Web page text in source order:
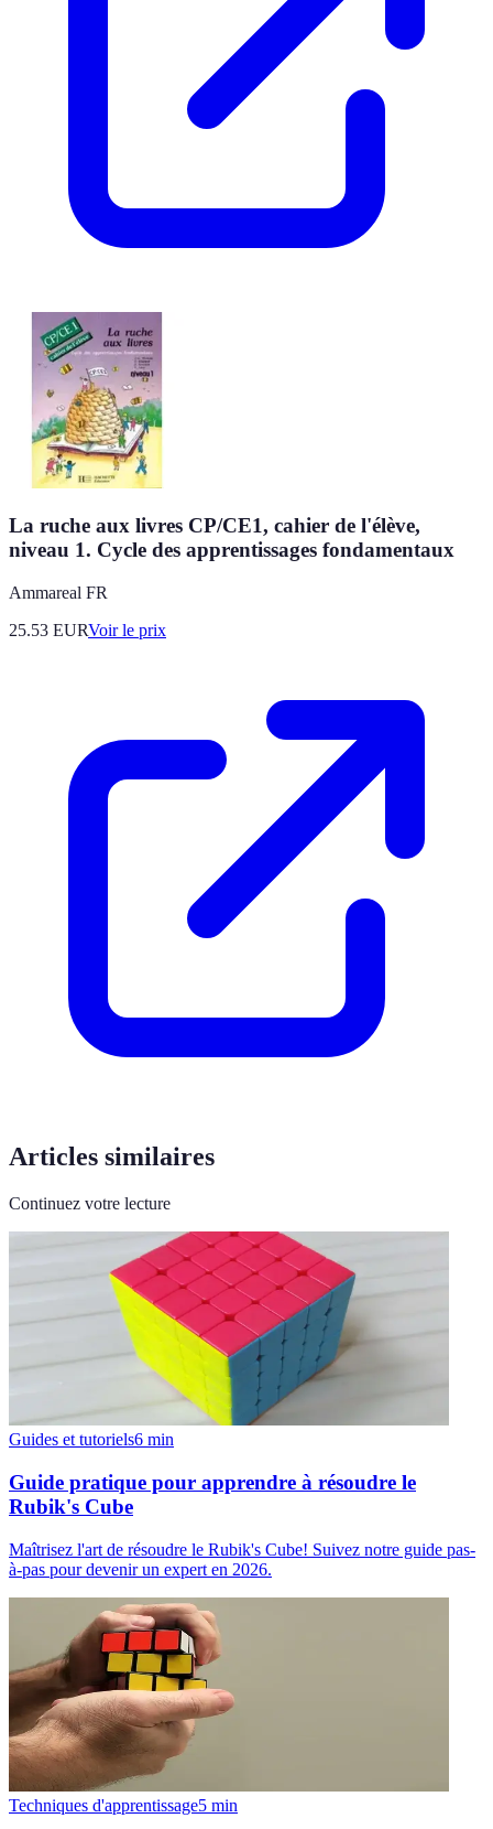
La ruche aux livres CP/CE1, cahier de l'élève,
niveau 1. Cycle des apprentissages fondamentaux
Ammareal FR
25.53 EURVoir le prix
Articles similaires
Continuez votre lecture
Guides et tutoriels6 min
Guide pratique pour apprendre à résoudre le
Rubik's Cube
Maîtrisez l'art de résoudre le Rubik's Cube! Suivez notre guide pas-
à-pas pour devenir un expert en 2026.
Techniques d'apprentissage5 min